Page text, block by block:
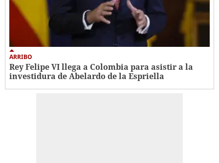
ARRIBO
Rey Felipe VI llega a Colombia para asistir a la
investidura de Abelardo de la Espriella